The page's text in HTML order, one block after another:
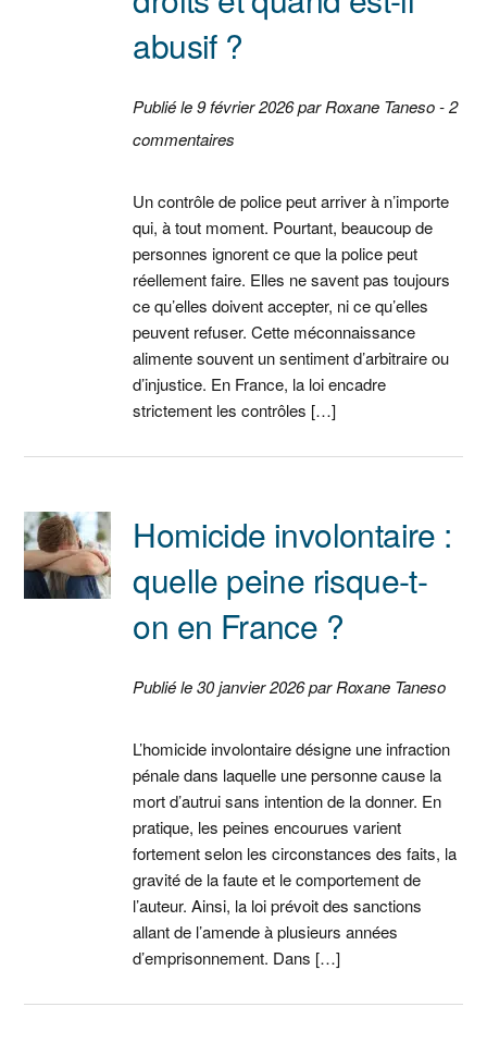
abusif ?
Publié le 9 février 2026 par Roxane Taneso - 2
commentaires
Un contrôle de police peut arriver à n’importe
qui, à tout moment. Pourtant, beaucoup de
personnes ignorent ce que la police peut
réellement faire. Elles ne savent pas toujours
ce qu’elles doivent accepter, ni ce qu’elles
peuvent refuser. Cette méconnaissance
alimente souvent un sentiment d’arbitraire ou
d’injustice. En France, la loi encadre
strictement les contrôles […]
Homicide involontaire :
quelle peine risque-t-
on en France ?
Publié le 30 janvier 2026 par Roxane Taneso
L’homicide involontaire désigne une infraction
pénale dans laquelle une personne cause la
mort d’autrui sans intention de la donner. En
pratique, les peines encourues varient
fortement selon les circonstances des faits, la
gravité de la faute et le comportement de
l’auteur. Ainsi, la loi prévoit des sanctions
allant de l’amende à plusieurs années
d’emprisonnement. Dans […]